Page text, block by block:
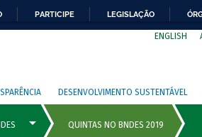
PARTICIPE LEGISLAÇÃO
ENGLISH
DESENVOLVIMENTO SUSTENTÁVEL